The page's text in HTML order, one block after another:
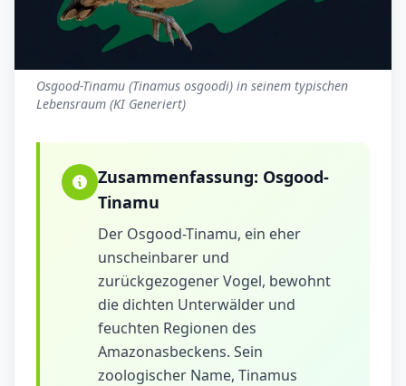
Osgood-Tinamu (Tinamus osgoodi) in seinem typischen
Lebensraum (KI Generiert)
Zusammenfassung: Osgood-
Tinamu
Der Osgood-Tinamu, ein eher
unscheinbarer und
zurückgezogener Vogel, bewohnt
die dichten Unterwälder und
feuchten Regionen des
Amazonasbeckens. Sein
zoologischer Name, Tinamus